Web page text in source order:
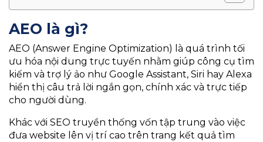
AEO là gì?
AEO (Answer Engine Optimization) là quá trình tối
ưu hóa nội dung trực tuyến nhằm giúp công cụ tìm
kiếm và trợ lý ảo như Google Assistant, Siri hay Alexa
hiển thị câu trả lời ngắn gọn, chính xác và trực tiếp
cho người dùng.
Khác với SEO truyền thống vốn tập trung vào việc
đưa website lên vị trí cao trên trang kết quả tìm